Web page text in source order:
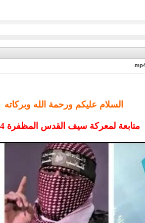
السلام عليكم ورحمة الله وبركاته
متابعة لمعركة سيف القدس المظفرة mp4